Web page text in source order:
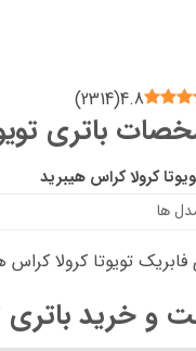
4.8
(
2314
)
باتری
کرولا کراس هیبرید
ها
تویوتا کرولا کراس هیبرید،
و خرید باتری